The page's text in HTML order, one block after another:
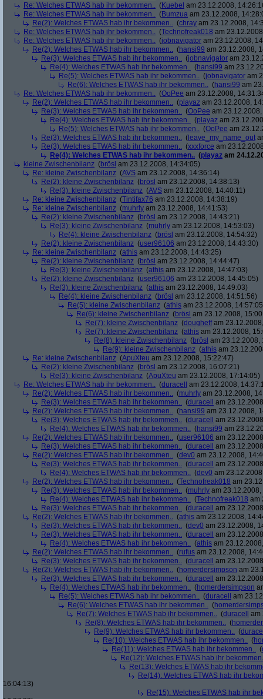
Re: Welches ETWAS hab ihr bekommen.. (Kuebel am 23.12.2008,
Re: Welches ETWAS hab ihr bekommen.. (Bumzua am 23.12.2008,
Re(2): Welches ETWAS hab ihr bekommen.. (chray am 23.12.2008,
Re: Welches ETWAS hab ihr bekommen.. (Technofreak018 am
Re: Welches ETWAS hab ihr bekommen.. (jobnavigator am 23.12.2008,
Re(2): Welches ETWAS hab ihr bekommen.. (hansi99 am 23.12.2008,
Re(3): Welches ETWAS hab ihr bekommen.. (jobnavigator am
Re(4): Welches ETWAS hab ihr bekommen.. (hansi99 am
Re(5): Welches ETWAS hab ihr bekommen.. (jobnavigator am
Re(6): Welches ETWAS hab ihr bekommen.. (hansi99 am
Re: Welches ETWAS hab ihr bekommen.. (OoPee am 23.12.2008,
Re(2): Welches ETWAS hab ihr bekommen.. (playaz am 23.12.2008,
Re(3): Welches ETWAS hab ihr bekommen.. (OoPee am
Re(4): Welches ETWAS hab ihr bekommen.. (playaz am
Re(5): Welches ETWAS hab ihr bekommen.. (OoPee am
Re(3): Welches ETWAS hab ihr bekommen.. ( leave_my_name_out
Re(3): Welches ETWAS hab ihr bekommen.. (xxxforce am
Re(4): Welches ETWAS hab ihr bekommen.. (playaz am
kleine Zwischenbilanz (brösl am 23.12.2008, 14:34:05)
Re: kleine Zwischenbilanz (AVS am 23.12.2008, 14:36:14)
Re(2): kleine Zwischenbilanz (brösl am 23.12.2008, 14:38:13)
Re(3): kleine Zwischenbilanz (AVS am 23.12.2008, 14:40:11)
Re: kleine Zwischenbilanz (Tintifax76 am 23.12.2008, 14:38:19)
Re: kleine Zwischenbilanz (muhrly am 23.12.2008, 14:41:53)
Re(2): kleine Zwischenbilanz (brösl am 23.12.2008, 14:43:21)
Re(3): kleine Zwischenbilanz (muhrly am 23.12.2008, 14:53:03)
Re(4): kleine Zwischenbilanz (brösl am 23.12.2008, 14:54:32)
Re(2): kleine Zwischenbilanz (user96106 am 23.12.2008, 14:43:30)
Re: kleine Zwischenbilanz (athis am 23.12.2008, 14:43:25)
Re(2): kleine Zwischenbilanz (brösl am 23.12.2008, 14:44:47)
Re(3): kleine Zwischenbilanz (athis am 23.12.2008, 14:47:03)
Re(2): kleine Zwischenbilanz (user96106 am 23.12.2008, 14:45:05)
Re(3): kleine Zwischenbilanz (athis am 23.12.2008, 14:49:03)
Re(4): kleine Zwischenbilanz (brösl am 23.12.2008, 14:51:56)
Re(5): kleine Zwischenbilanz (athis am 23.12.2008,
Re(6): kleine Zwischenbilanz (brösl am 23.12.2008,
Re(7): kleine Zwischenbilanz (dougheffam
Re(7): kleine Zwischenbilanz (athis am 23.12.2008,
Re(8): kleine Zwischenbilanz (brösl am 23.12.2008,
Re(9): kleine Zwischenbilanz (athis am
Re: kleine Zwischenbilanz (ApuXteu am 23.12.2008, 15:22:47)
Re(2): kleine Zwischenbilanz (brösl am 23.12.2008, 16:07:21)
Re(3): kleine Zwischenbilanz (ApuXteu am 23.12.2008, 17:14:05)
Re: Welches ETWAS hab ihr bekommen.. (duracell
am 23.12.2008,
Re(2): Welches ETWAS hab ihr bekommen.. (muhrly am 23.12.2008,
Re(3): Welches ETWAS hab ihr bekommen.. (duracell
am
Re(2): Welches ETWAS hab ihr bekommen.. (hansi99 am 23.12.2008,
Re(3): Welches ETWAS hab ihr bekommen.. (duracell
am
Re(4): Welches ETWAS hab ihr bekommen.. (hansi99 am
Re(2): Welches ETWAS hab ihr bekommen.. (user96106 am
Re(3): Welches ETWAS hab ihr bekommen.. (duracell
am
Re(2): Welches ETWAS hab ihr bekommen.. (dev0 am 23.12.2008,
Re(3): Welches ETWAS hab ihr bekommen.. (duracell
am
Re(4): Welches ETWAS hab ihr bekommen.. (dev0 am
Re(2): Welches ETWAS hab ihr bekommen.. (Technofreak018 am
Re(3): Welches ETWAS hab ihr bekommen.. (muhrly am
Re(4): Welches ETWAS hab ihr bekommen.. (Technofreak018 am
Re(3): Welches ETWAS hab ihr bekommen.. (duracell
am
Re(2): Welches ETWAS hab ihr bekommen.. (athis am 23.12.2008,
Re(3): Welches ETWAS hab ihr bekommen.. (dev0 am 23.12.2008,
Re(3): Welches ETWAS hab ihr bekommen.. (duracell
am
Re(4): Welches ETWAS hab ihr bekommen.. (athis am
Re(2): Welches ETWAS hab ihr bekommen.. (rufus am 23.12.2008,
Re(3): Welches ETWAS hab ihr bekommen.. (duracell
am
Re(2): Welches ETWAS hab ihr bekommen.. (homerdersimpson am
Re(3): Welches ETWAS hab ihr bekommen.. (duracell
am
Re(4): Welches ETWAS hab ihr bekommen.. (homerdersimpson
Re(5): Welches ETWAS hab ihr bekommen.. (duracell
am
Re(6): Welches ETWAS hab ihr bekommen.. (
Re(7): Welches ETWAS hab ihr bekommen.. (duracell
am
Re(8): Welches ETWAS hab ihr bekommen.. (
Re(9): Welches ETWAS hab ihr bekommen.. (
Re(10): Welches ETWAS hab ihr bekommen.. (
Re(11): Welches ETWAS hab ihr bekommen.. (
Re(12): Welches ETWAS hab ihr
Re(13): Welches ETWAS hab ihr
Re(14): Welches ETWAS hab ihr
16:04:13)
Re(15): Welches ETWAS hab ihr